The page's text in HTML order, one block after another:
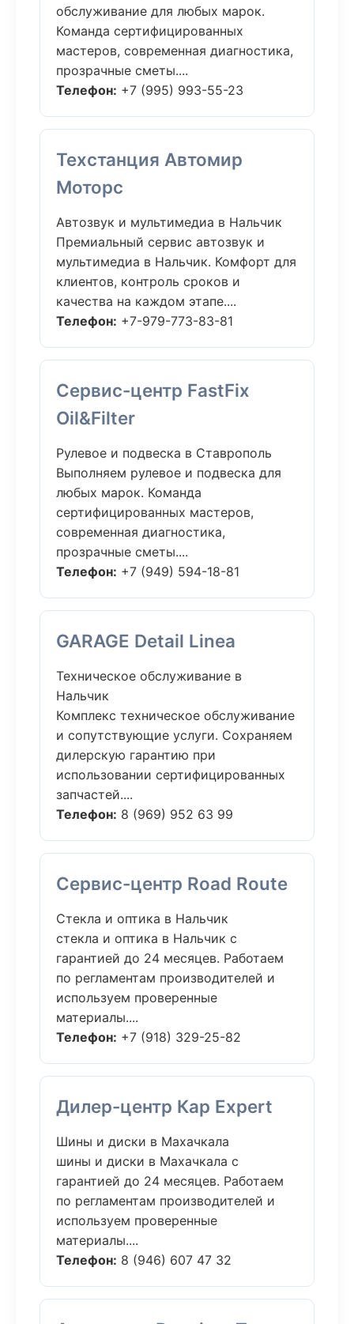
обслуживание для любых марок.
Команда сертифицированных
мастеров, современная диагностика,
прозрачные сметы....
Телефон: +7 (995) 993-55-23
Техстанция Автомир
Моторс
Автозвук и мультимедиа в Нальчик
Премиальный сервис автозвук и
мультимедиа в Нальчик. Комфорт для
клиентов, контроль сроков и
качества на каждом этапе....
Телефон: +7-979-773-83-81
Сервис-центр FastFix
Oil&Filter
Рулевое и подвеска в Ставрополь
Выполняем рулевое и подвеска для
любых марок. Команда
сертифицированных мастеров,
современная диагностика,
прозрачные сметы....
Телефон: +7 (949) 594-18-81
GARAGE Detail Linea
Техническое обслуживание в
Нальчик
Комплекс техническое обслуживание
и сопутствующие услуги. Сохраняем
дилерскую гарантию при
использовании сертифицированных
запчастей....
Телефон: 8 (969) 952 63 99
Сервис-центр Road Route
Стекла и оптика в Нальчик
стекла и оптика в Нальчик с
гарантией до 24 месяцев. Работаем
по регламентам производителей и
используем проверенные
материалы....
Телефон: +7 (918) 329-25-82
Дилер-центр Кар Expert
Шины и диски в Махачкала
шины и диски в Махачкала с
гарантией до 24 месяцев. Работаем
по регламентам производителей и
используем проверенные
материалы....
Телефон: 8 (946) 607 47 32